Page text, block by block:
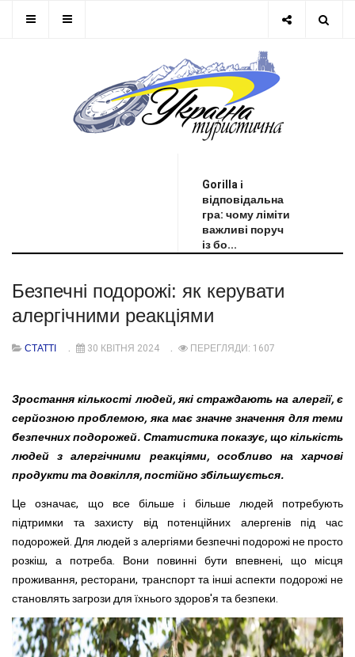
Gorilla і
відповідальна
гра: чому ліміти
важливі поруч
із бо...
Безпечні подорожі: як керувати
алергічними реакціями
СТАТТІ 30 КВІТНЯ 2024 ПЕРЕГЛЯДИ: 1607
Зростання кількості людей, які страждають на алергії, є
серйозною проблемою, яка має значне значення для теми
безпечних подорожей. Статистика показує, що кількість
людей з алергічними реакціями, особливо на харчові
продукти та довкілля, постійно збільшується.
Це означає, що все більше і більше людей потребують
підтримки та захисту від потенційних алергенів під час
подорожей. Для людей з алергіями безпечні подорожі не просто
розкіш, а потреба. Вони повинні бути впевнені, що місця
проживання, ресторани, транспорт та інші аспекти подорожі не
становлять загрози для їхнього здоров'я та безпеки.